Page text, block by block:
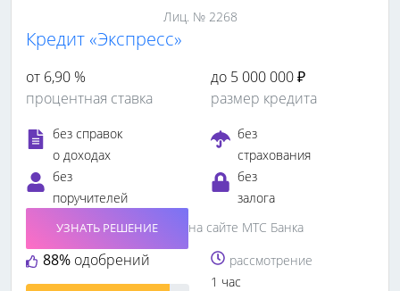
Лиц. № 2268
Кредит «Экспресс»
от 6,90 %
процентная ставка
до 5 000 000 ₽
размер кредита
без справок
о доходах
без
страхования
без
поручителей
без
залога
88% одобрений
УЗНАТЬ РЕШЕНИЕ
на сайте МТС Банка
рассмотрение
1 час